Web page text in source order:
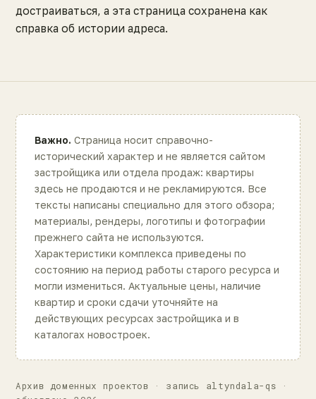
достраиваться, а эта страница сохранена как
справка об истории адреса.
Важно. Страница носит справочно-
исторический характер и не является сайтом
застройщика или отдела продаж: квартиры
здесь не продаются и не рекламируются. Все
тексты написаны специально для этого обзора;
материалы, рендеры, логотипы и фотографии
прежнего сайта не используются.
Характеристики комплекса приведены по
состоянию на период работы старого ресурса и
могли измениться. Актуальные цены, наличие
квартир и сроки сдачи уточняйте на
действующих ресурсах застройщика и в
каталогах новостроек.
Архив доменных проектов · запись altyndala-qs ·